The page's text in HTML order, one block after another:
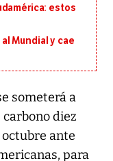
estos
Mundial y cae
someterá a
diez
ante
para